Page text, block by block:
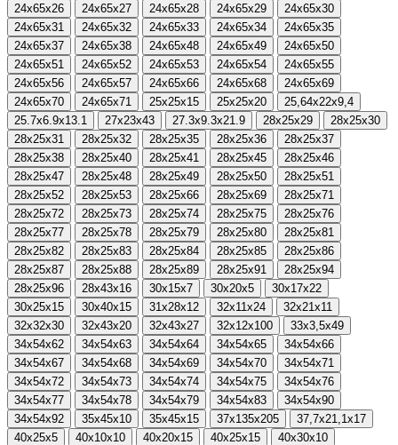
24x65x26
24x65x27 24x65x28 24x65x29
24x65x30
24x65x31
24x65x32 24x65x33 24x65x34
24x65x35
24x65x37
24x65x38 24x65x48 24x65x49
24x65x50
24x65x51
24x65x52 24x65x53 24x65x54
24x65x55
24x65x56
24x65x57 24x65x66 24x65x68
24x65x69
24x65x70
24x65x71 25x25x15 25x25x20
25,64x22x9,4
25.7x6.9x13.1
27x23x43 27.3x9.3x21.9 28x25x29
28x25x30
28x25x31
28x25x32 28x25x35 28x25x36
28x25x37
28x25x38
28x25x40 28x25x41 28x25x45
28x25x46
28x25x47
28x25x48 28x25x49 28x25x50
28x25x51
28x25x52
28x25x53 28x25x66 28x25x69
28x25x71
28x25x72
28x25x73 28x25x74 28x25x75
28x25x76
28x25x77
28x25x78 28x25x79 28x25x80
28x25x81
28x25x82
28x25x83 28x25x84 28x25x85
28x25x86
28x25x87
28x25x88 28x25x89 28x25x91
28x25x94
28x25x96
28x43x16 30x15x7 30x20x5
30x17x22
30x25x15
30x40x15 31x28x12 32x11x24
32x21x11
32x32x30
32x43x20 32x43x27 32x12x100
33x3,5x49
34x54x62
34x54x63 34x54x64 34x54x65
34x54x66
34x54x67
34x54x68 34x54x69 34x54x70
34x54x71
34x54x72
34x54x73 34x54x74 34x54x75
34x54x76
34x54x77
34x54x78 34x54x79 34x54x83
34x54x90
34x54x92
35x45x10 35x45x15 37x135x205
37,7x21,1x17
40x25x5
40x10x10 40x20x15 40x25x15
40x30x10